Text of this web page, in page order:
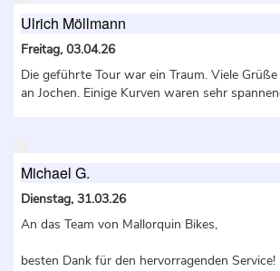
Ulrich Möllmann
Freitag, 03.04.26
Die geführte Tour war ein Traum. Viele Grüße
an Jochen. Einige Kurven waren sehr
Michael G.
Dienstag, 31.03.26
An das Team von Mallorquin Bikes,
besten Dank für den hervorragenden Service!